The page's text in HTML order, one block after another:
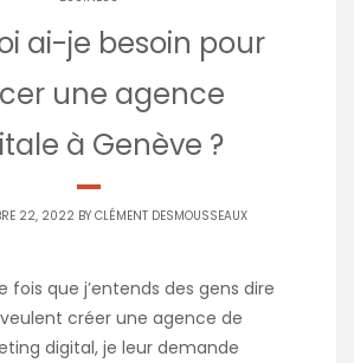
ai-je besoin pour
une agence
à Genève ?
22, 2022 BY CLÉMENT DESMOUSSEAUX
fois que j’entends des gens dire
veulent créer une agence de
digital, je leur demande